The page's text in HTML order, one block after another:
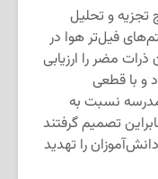
تجزیه و تحلیل
فیل‌تر هوا در
مضر را ارزیابی
و با قطعی
نسبت به
تصمیم گرفتند
را تهدید